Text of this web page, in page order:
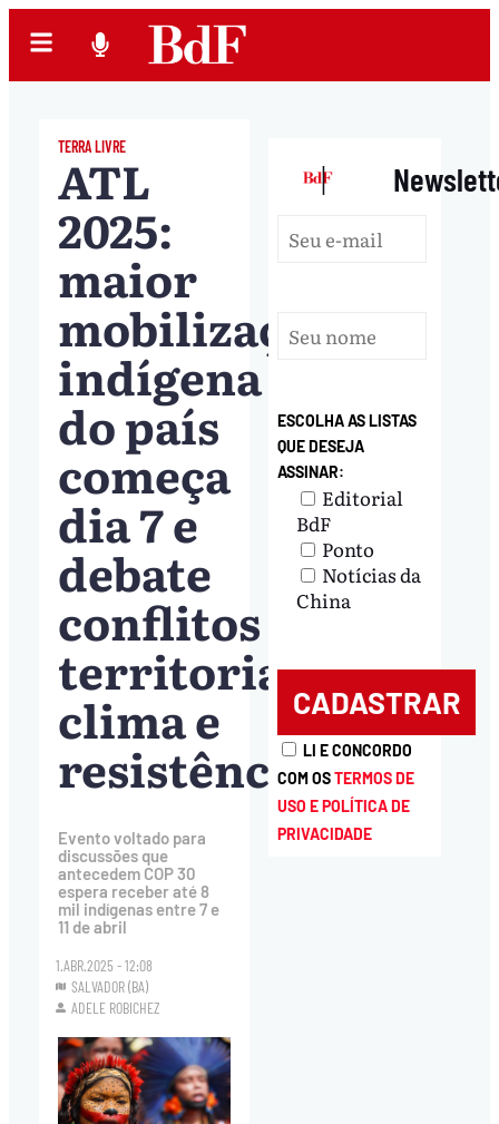
TERRA LIVRE
ATL
2025:
maior
mobilização
indígena
do país
começa
dia 7 e
debate
conflitos
territoriais,
clima e
resistência
Evento voltado para
discussões que
antecedem COP 30
espera receber até 8
mil indígenas entre 7 e
11 de abril
1.ABR.2025 - 12:08
SALVADOR (BA)
ADELE ROBICHEZ
|
ESCOLHA AS LISTAS
QUE DESEJA
ASSINAR:
Editorial
BdF
Ponto
Notícias da
China
LI E CONCORDO
COM OSTERMOS DE
USO E POLÍTICA DE
PRIVACIDADE